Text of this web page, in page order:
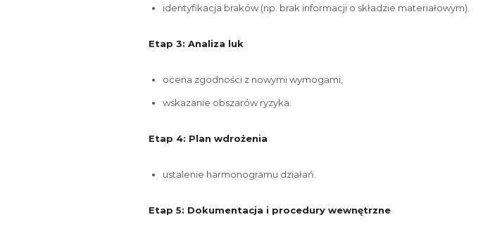
identyfikacja braków (np. brak informacji o składzie materiałowym).
Etap 3: Analiza luk
ocena zgodności z nowymi wymogami,
wskazanie obszarów ryzyka.
Etap 4: Plan wdrożenia
ustalenie harmonogramu działań.
Etap 5: Dokumentacja i procedury wewnętrzne